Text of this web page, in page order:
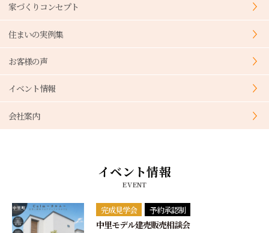
家づくりコンセプト
住まいの実例集
お客様の声
イベント情報
会社案内
イベント情報
EVENT
完成見学会 予約承認制
中里モデル建売販売相談会